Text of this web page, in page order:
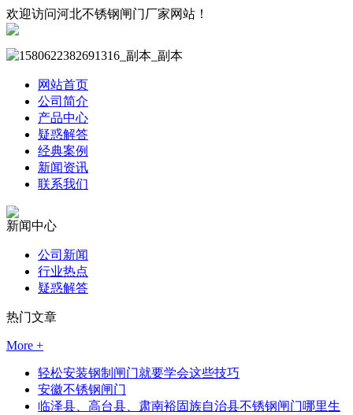
欢迎访问河北不锈钢闸门厂家网站！
网站首页
公司简介
产品中心
疑惑解答
经典案例
新闻资讯
联系我们
新闻中心
公司新闻
行业热点
疑惑解答
热门文章
More +
轻松安装钢制闸门就要学会这些技巧
安徽不锈钢闸门
临泽县、高台县、肃南裕固族自治县不锈钢闸门哪里生